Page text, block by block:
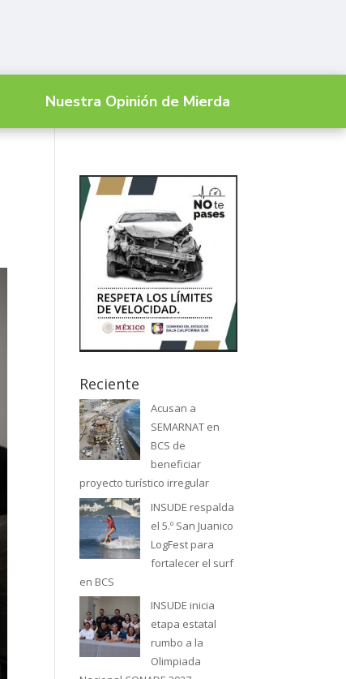
Nuestra Opinión de Mierda
Reciente
Acusan a
SEMARNAT en
BCS de
beneficiar
proyecto turístico irregular
INSUDE respalda
el 5.º San Juanico
LogFest para
fortalecer el surf
en BCS
INSUDE inicia
etapa estatal
rumbo a la
Olimpiada